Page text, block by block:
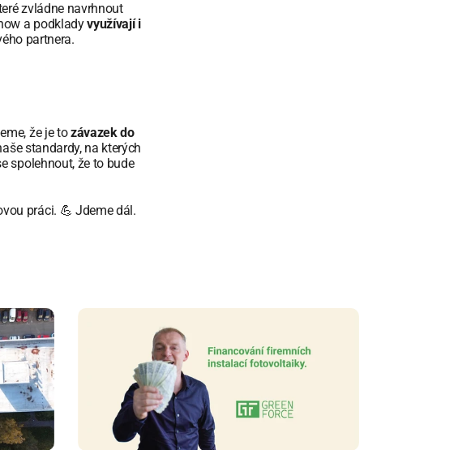
zvládne navrhnout
a podklady využívají i
partnera.
že je to závazek do
standardy, na kterých
spolehnout, že to bude
práci. 💪 Jdeme dál.